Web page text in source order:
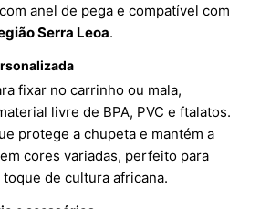
anel de pega e compatível com
Serra Leoa.
fixar no carrinho ou mala,
livre de BPA, PVC e ftalatos.
protege a chupeta e mantém a
cores variadas, perfeito para
de cultura africana.